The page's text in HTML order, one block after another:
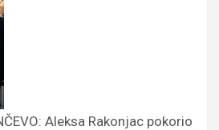
Aleksa Rakonjac pokorio